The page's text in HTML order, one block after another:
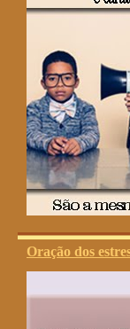
Oração dos